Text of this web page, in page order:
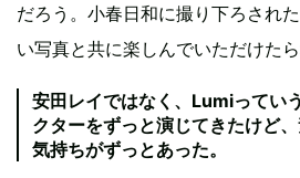
だろう。小春日和に撮り下ろされ
い写真と共に楽しんでいただけたら
安田レイではなく、Lumiってい
クターをずっと演じてきたけど
気持ちがずっとあった。